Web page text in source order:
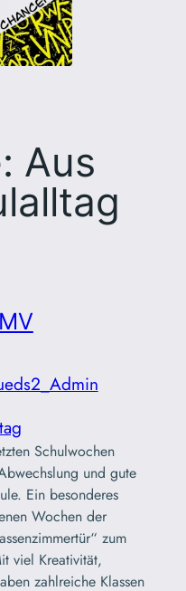
Aus
Schulwochen
und gute
Ein besonderes
Wochen der
zum
viel Kreativität,
zahlreiche Klassen